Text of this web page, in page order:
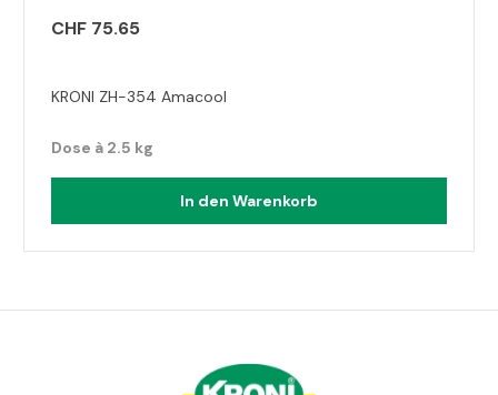
CHF 75.65
KRONI ZH-354 Amacool
Dose à 2.5 kg
In den Warenkorb